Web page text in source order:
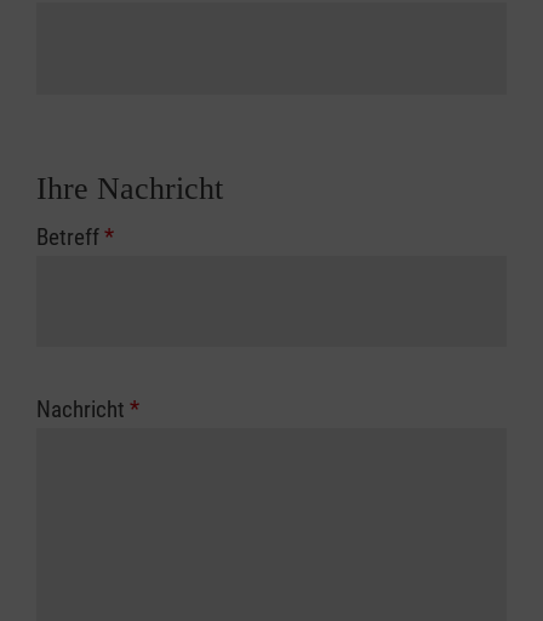
Ihre Nachricht
Betreff*
Nachricht *